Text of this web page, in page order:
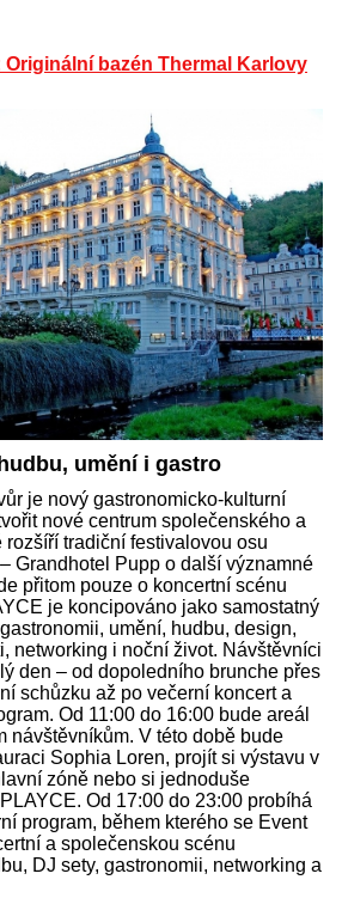
Originální bazén Thermal Karlovy
umění i gastro
je nový gastronomicko-kulturní
nové centrum společenského a
rozšíří tradiční festivalovou osu
Grandhotel Pupp o další významné
přitom pouze o koncertní scénu
je koncipováno jako samostatný
umění, hudbu, design,
networking i noční život. Návštěvníci
den – od dopoledního brunche přes
schůzku až po večerní koncert a
Od 11:00 do 16:00 bude areál
návštěvníkům. V této době bude
Sophia Loren, projít si výstavu v
zóně nebo si jednoduše
Od 17:00 do 23:00 probíhá
program, během kterého se Event
a společenskou scénu
DJ sety, gastronomii, networking a